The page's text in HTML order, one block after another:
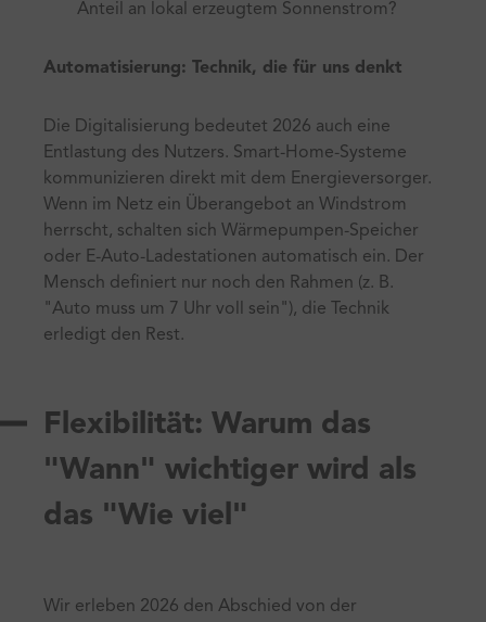
Anteil an lokal erzeugtem Sonnenstrom?
Automatisierung: Technik, die für uns denkt
Die Digitalisierung bedeutet 2026 auch eine
Entlastung des Nutzers. Smart-Home-Systeme
kommunizieren direkt mit dem Energieversorger.
Wenn im Netz ein Überangebot an Windstrom
herrscht, schalten sich Wärmepumpen-Speicher
oder E-Auto-Ladestationen automatisch ein. Der
Mensch definiert nur noch den Rahmen (z. B.
"Auto muss um 7 Uhr voll sein"), die Technik
erledigt den Rest.
Flexibilität: Warum das
"Wann" wichtiger wird als
das "Wie viel"
Wir erleben 2026 den Abschied von der